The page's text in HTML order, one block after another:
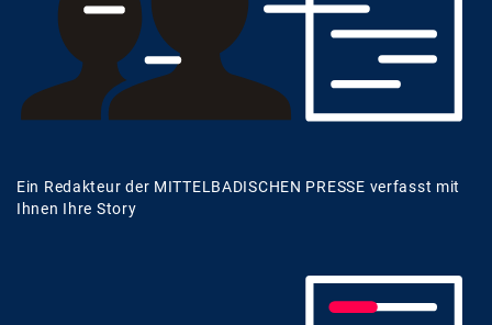
Ein Redakteur der MITTELBADISCHEN PRESSE verfasst mit
Ihnen Ihre Story